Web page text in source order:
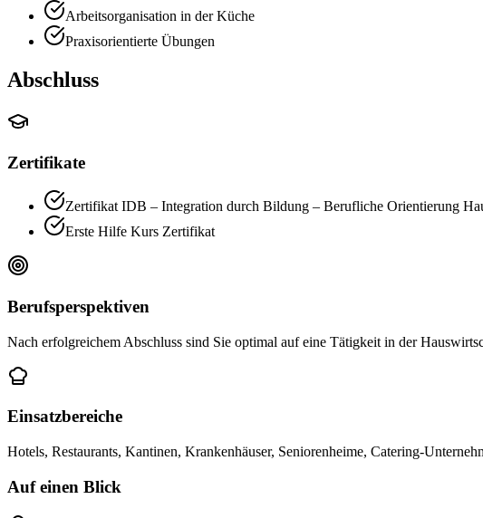
Arbeitsorganisation in der Küche
Praxisorientierte Übungen
Abschluss
Zertifikate
Zertifikat IDB – Integration durch Bildung – Berufliche Orientierung
Erste Hilfe Kurs Zertifikat
Berufsperspektiven
Nach erfolgreichem Abschluss sind Sie optimal auf eine Tätigkeit in der
Einsatzbereiche
Hotels, Restaurants, Kantinen, Krankenhäuser, Seniorenheime, Catering-
Auf einen Blick